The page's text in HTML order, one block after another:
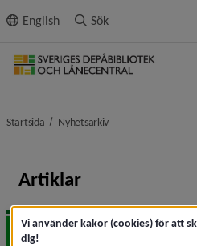
innehållet
English Sök
Startsida Nyhetsarkivnivå i
Artiklar
2026
Vi använder kakor (cookies) för att
dig!